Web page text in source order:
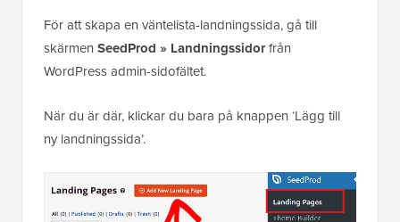
För att skapa en väntelista-landningssida, gå till
skärmen SeedProd » Landningssidorfrån
WordPress admin-sidofältet.
När du är där, klickar du bara på knappen ‘Lägg till
ny landningssida’.